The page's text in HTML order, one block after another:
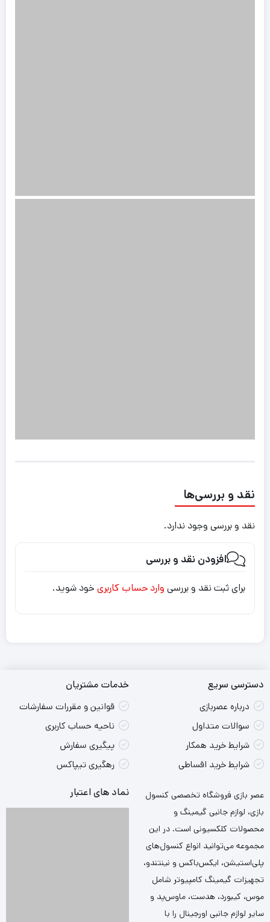
نقد و بررسی‌ها
نقد و بررسی وجود ندارد.
افزودن نقد و بررسی
برای ثبت نقد و بررسی وارد حساب کاربری خود شوید.
دسترسی سریع
درباره عصربازی
سوالات متداول
شرایط خرید همکار
شرایط خرید اقساطی
خدمات مشتریان
قوانین و مقررات سفارشات
ناحیه حساب کاربری
پیگیری سفارش
رهگیری تیپاکس
عصر بازی فروشگاه تخصصی کنسول
بازی، لوازم جانبی گیمینگ و
محصولات کلکسیونی است. در این
مجموعه می‌توانید انواع کنسول‌های
پلی‌استیشن، ایکس‌باکس و نینتندو،
تجهیزات گیمینگ کامپیوتر شامل
موس، کیبورد، هدست، ماوس‌پد و
سایر لوازم جانبی اورجینال را با
نماد های اعتبار